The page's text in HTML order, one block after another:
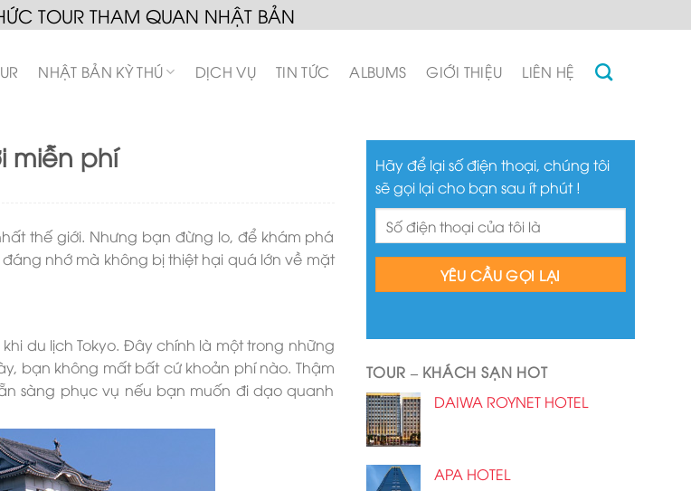
TOUR THAM QUAN NHẬT BẢN
NHẬT BẢN KỲ THÚ DỊCH VỤ TIN TỨC ALBUMS GIỚI THIỆU LIÊN HỆ
miễn phí
thế giới. Nhưng bạn đừng lo, để khám phá
nhớ mà không bị thiệt hại quá lớn về mặt
du lịch Tokyo. Đây chính là một trong những
bạn không mất bất cứ khoản phí nào. Thậm
sàng phục vụ nếu bạn muốn đi dạo quanh
Hãy để lại số điện thoại, chúng tôi
sẽ gọi lại cho bạn sau ít phút !
TOUR – KHÁCH SẠN HOT
DAIWA ROYNET HOTEL
APA HOTEL